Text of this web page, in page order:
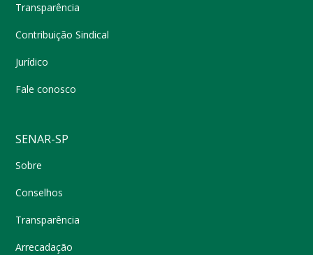
Transparência
Contribuição Sindical
Jurídico
Fale conosco
SENAR-SP
Sobre
Conselhos
Transparência
Arrecadação